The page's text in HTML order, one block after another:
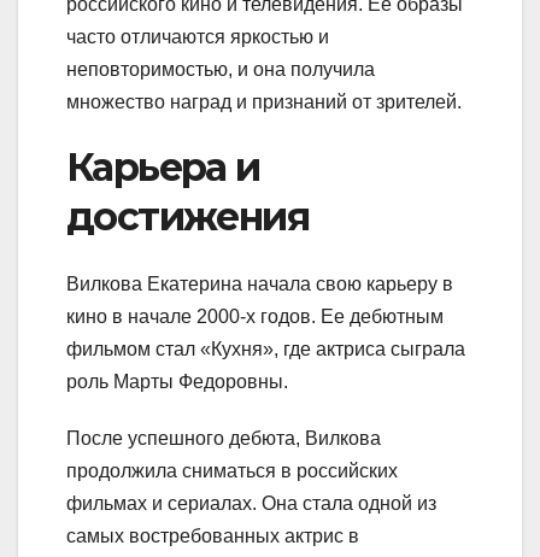
часто отличаются яркостью и
неповторимостью, и она получила
множество наград и признаний от зрителей.
Карьера и
достижения
Вилкова Екатерина начала свою карьеру в
кино в начале 2000-х годов. Ее дебютным
фильмом стал «Кухня», где актриса сыграла
роль Марты Федоровны.
После успешного дебюта, Вилкова
продолжила сниматься в российских
фильмах и сериалах. Она стала одной из
самых востребованных актрис в